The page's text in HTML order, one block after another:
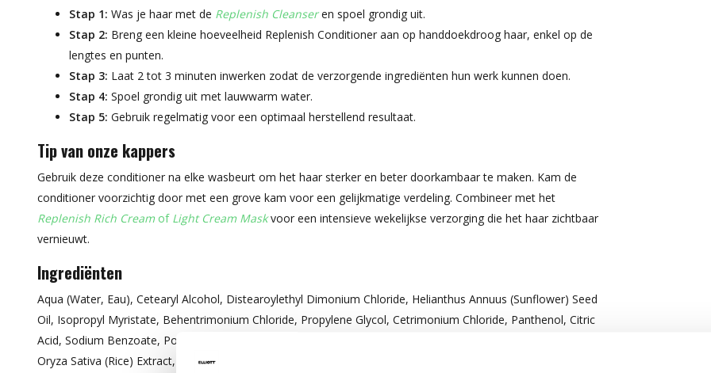
Stap 1: Was je haar met de Replenish Cleanseren spoel grondig uit.
Stap 2: Breng een kleine hoeveelheid Replenish Conditioner aan op handdoekdroog haar, enkel op de
lengtes en punten.
Stap 3: Laat 2 tot 3 minuten inwerken zodat de verzorgende ingrediënten hun werk kunnen doen.
Stap 4: Spoel grondig uit met lauwwarm water.
Stap 5: Gebruik regelmatig voor een optimaal herstellend resultaat.
Tip van onze kappers
Gebruik deze conditioner na elke wasbeurt om het haar sterker en beter doorkambaar te maken. Kam de
conditioner voorzichtig door met een grove kam voor een gelijkmatige verdeling. Combineer met het
Replenish Rich Cream of Light Cream Maskvoor een intensieve wekelijkse verzorging die het haar zichtbaar
vernieuwt.
Ingrediënten
Aqua (Water, Eau), Cetearyl Alcohol, Distearoylethyl Dimonium Chloride, Helianthus Annuus (Sunflower) Seed
Oil, Isopropyl Myristate, Behentrimonium Chloride, Propylene Glycol, Cetrimonium Chloride, Panthenol, Citric
Acid, Sodium Benzoate, Potassium Sorbate, Butyrospermum Parkii (Shea) Butter, Hydrolyzed Rice Protein,
Oryza Sativa (Rice) Extract, Parfum (Fragrance), Acer Saccharum (Sugar Maple) Extract, Carya Illinoensis